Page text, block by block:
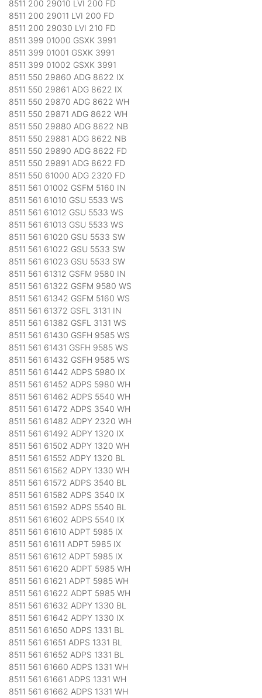
8511 200 29010 LVI 200 FD
8511 200 29011 LVI 200 FD
8511 200 29030 LVI 210 FD
8511 399 01000 GSXK 3991
8511 399 01001 GSXK 3991
8511 399 01002 GSXK 3991
8511 550 29860 ADG 8622 IX
8511 550 29861 ADG 8622 IX
8511 550 29870 ADG 8622 WH
8511 550 29871 ADG 8622 WH
8511 550 29880 ADG 8622 NB
8511 550 29881 ADG 8622 NB
8511 550 29890 ADG 8622 FD
8511 550 29891 ADG 8622 FD
8511 550 61000 ADG 2320 FD
8511 561 01002 GSFM 5160 IN
8511 561 61010 GSU 5533 WS
8511 561 61012 GSU 5533 WS
8511 561 61013 GSU 5533 WS
8511 561 61020 GSU 5533 SW
8511 561 61022 GSU 5533 SW
8511 561 61023 GSU 5533 SW
8511 561 61312 GSFM 9580 IN
8511 561 61322 GSFM 9580 WS
8511 561 61342 GSFM 5160 WS
8511 561 61372 GSFL 3131 IN
8511 561 61382 GSFL 3131 WS
8511 561 61430 GSFH 9585 WS
8511 561 61431 GSFH 9585 WS
8511 561 61432 GSFH 9585 WS
8511 561 61442 ADPS 5980 IX
8511 561 61452 ADPS 5980 WH
8511 561 61462 ADPS 5540 WH
8511 561 61472 ADPS 3540 WH
8511 561 61482 ADPY 2320 WH
8511 561 61492 ADPY 1320 IX
8511 561 61502 ADPY 1320 WH
8511 561 61552 ADPY 1320 BL
8511 561 61562 ADPY 1330 WH
8511 561 61572 ADPS 3540 BL
8511 561 61582 ADPS 3540 IX
8511 561 61592 ADPS 5540 BL
8511 561 61602 ADPS 5540 IX
8511 561 61610 ADPT 5985 IX
8511 561 61611 ADPT 5985 IX
8511 561 61612 ADPT 5985 IX
8511 561 61620 ADPT 5985 WH
8511 561 61621 ADPT 5985 WH
8511 561 61622 ADPT 5985 WH
8511 561 61632 ADPY 1330 BL
8511 561 61642 ADPY 1330 IX
8511 561 61650 ADPS 1331 BL
8511 561 61651 ADPS 1331 BL
8511 561 61652 ADPS 1331 BL
8511 561 61660 ADPS 1331 WH
8511 561 61661 ADPS 1331 WH
8511 561 61662 ADPS 1331 WH